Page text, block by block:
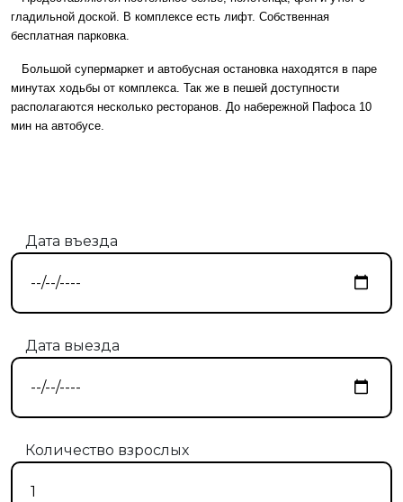
гладильной доской. В комплексе есть лифт. Собственная
бесплатная парковка.
Большой супермаркет и автобусная остановка находятся в паре
минутах ходьбы от комплекса. Так же в пешей доступности
располагаются несколько ресторанов. До набережной Пафоса 10
мин на автобусе.
Дата въезда
Дата выезда
Количество взрослых